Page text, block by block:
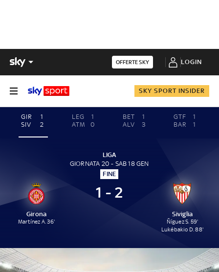
OFFERTE SKY LOGIN
SKY SPORT INSIDER
GIR
1
SIV
2
LEG
1
ATM
0
BET
1
ALV
3
GTF
1
BAR
1
LIGA
GIORNATA 20 - SAB 18 GEN
FINE
Girona
Martínez A. 36'
1 - 2
Siviglia
Ñíguez S. 59'
Lukébakio D. 88'